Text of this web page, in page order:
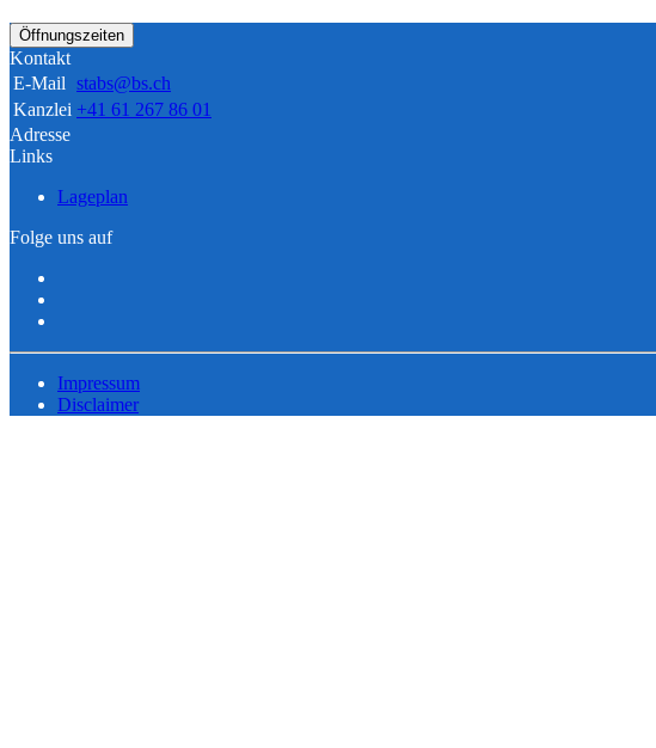
Öffnungszeiten
Kontakt
E-Mail stabs@bs.ch
Kanzlei +41 61 267 86 01
Adresse
Links
Lageplan
Folge uns auf
Impressum
Disclaimer